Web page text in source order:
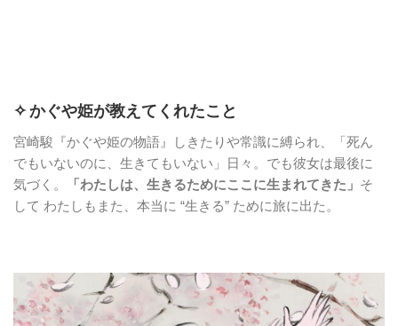
✧かぐや姫が教えてくれたこと
宮崎駿『かぐや姫の物語』しきたりや常識に縛られ、「死ん
でもいないのに、生きてもいない」日々。でも彼女は最後に
気づく。
「わたしは、生きるためにここに生まれてきた」 そ
して わたしもまた、本当に “生きる” ために旅に出た。